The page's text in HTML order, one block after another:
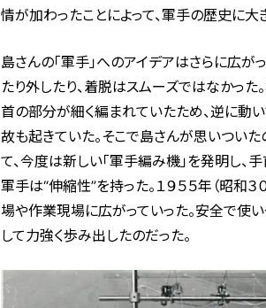
情が加わったことによって、軍手の歴史に大
島さんの「軍手」へのアイデアはさらに広
たり外したり、着脱はスムーズではなかっ
首の部分が細く編まれていたため、逆に動
故も起きていた。そこで島さんが思いつい
て、今度は新しい「軍手編み機」を発明し、
軍手は“伸縮性”を持った。１９５５年（昭和
場や作業現場に広がっていった。安全で使
して力強く歩み出したのだった。